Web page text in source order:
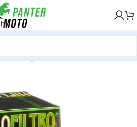
FiltreOlejové filtre